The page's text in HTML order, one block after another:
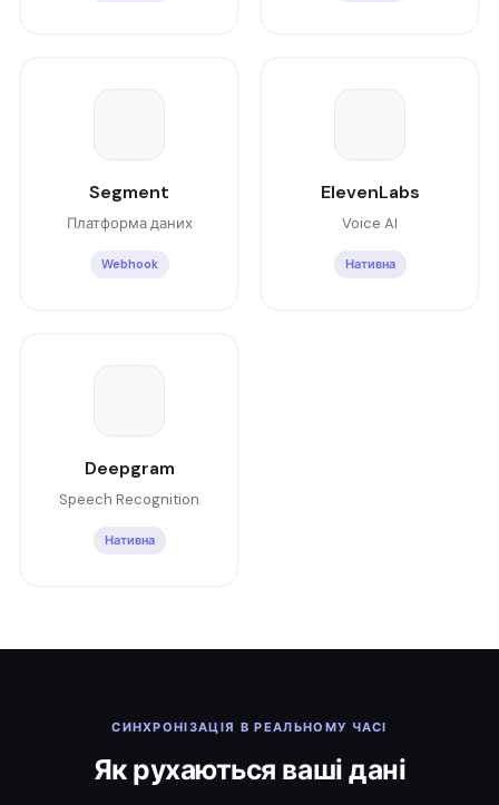
Segment
Платформа даних
Webhook
ElevenLabs
Voice AI
Нативна
Deepgram
Speech Recognition
Нативна
СИНХРОНІЗАЦІЯ В РЕАЛЬНОМУ ЧАСІ
Як рухаються ваші дані